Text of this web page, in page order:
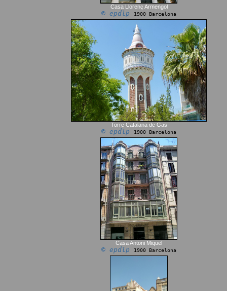
Casa Llorenç Armengol
© epdlp 1900 Barcelona
Torre Catalana de Gas
© epdlp 1900 Barcelona
Casa Antoni Miquel
© epdlp 1900 Barcelona